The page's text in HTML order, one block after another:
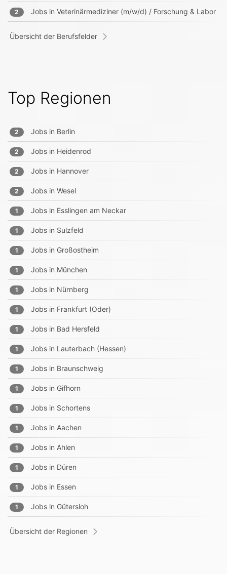
2 Jobs in Veterinärmediziner (m/w/d) / Forschung & Labor
Übersicht der Berufsfelder
Top Regionen
2 Jobs in Berlin
2 Jobs in Heidenrod
2 Jobs in Hannover
2 Jobs in Wesel
1 Jobs in Esslingen am Neckar
1 Jobs in Sulzfeld
1 Jobs in Großostheim
1 Jobs in München
1 Jobs in Nürnberg
1 Jobs in Frankfurt (Oder)
1 Jobs in Bad Hersfeld
1 Jobs in Lauterbach (Hessen)
1 Jobs in Braunschweig
1 Jobs in Gifhorn
1 Jobs in Schortens
1 Jobs in Aachen
1 Jobs in Ahlen
1 Jobs in Düren
1 Jobs in Essen
1 Jobs in Gütersloh
Übersicht der Regionen